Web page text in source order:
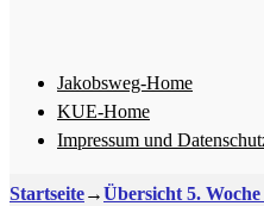
Jakobsweg-Home
KUE-Home
Impressum und
Startseite→Übersicht 5.